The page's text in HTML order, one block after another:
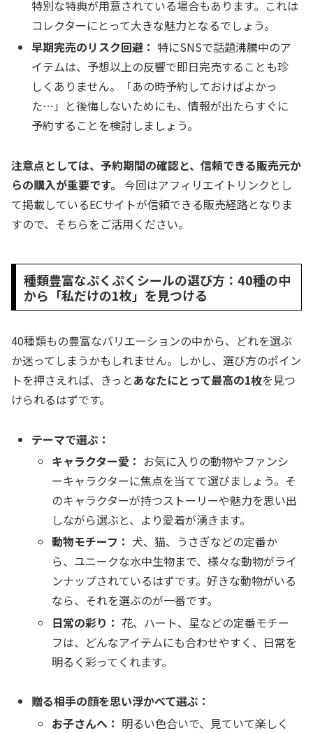
特別な特典が用意されている場合もあります。これは
コレクターにとって大きな魅力となるでしょう。
早期完売のリスク回避： 特にSNSで話題沸騰中のア
イテムは、予想以上の反響で即日完売することも珍
しくありません。「あの時予約しておけばよかっ
た…」と後悔しないためにも、情報が出たらすぐに
予約することを検討しましょう。
注意点としては、予約期間の確認と、信頼できる販売元か
らの購入が重要です。 今回はアフィリエイトリンクとし
て掲載しているECサイトが信頼できる販売経路となりま
すので、そちらをご活用ください。
種類豊富なぷくぷくシールの選び方：40種の中
から「私だけの1枚」を見つける
40種類もの豊富なバリエーションの中から、どれを選ぶ
か迷ってしまうかもしれません。しかし、選び方のポイン
トを押さえれば、きっとあなたにとって最高の1枚を見つ
けられるはずです。
テーマで選ぶ：
キャラクター愛： お気に入りの動物やファンシ
ーキャラクターに焦点を当てて選びましょう。そ
のキャラクターが持つストーリーや魅力を思い出
しながら選ぶと、より愛着が湧きます。
動物モチーフ： 犬、猫、うさぎなどの定番か
ら、ユニークな水中生物まで、様々な動物がライ
ンナップされているはずです。好きな動物がいる
なら、それを選ぶのが一番です。
日常の彩り： 花、ハート、星などの定番モチー
フは、どんなアイテムにも合わせやすく、日常を
明るく彩ってくれます。
贈る相手の顔を思い浮かべて選ぶ：
お子さんへ： 明るい色合いで、見ていて楽しく